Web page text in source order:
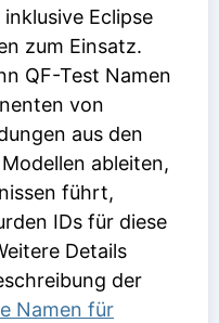
Eclipse
zum Einsatz.
QF-Test Namen
von
aus den
ableiten,
führt,
IDs für diese
Details
der
Namen für